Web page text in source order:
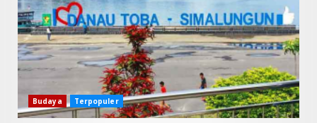
Budaya Terpopuler
1
Danau Toba
Juli 31, 2026
2
5 Kuliner Sumatera Utara yang
Unik
Juli 13, 2026